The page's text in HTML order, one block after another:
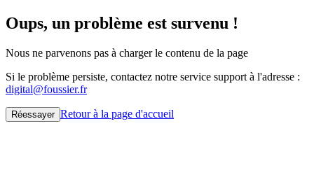
Oups, un problème est survenu !
Nous ne parvenons pas à charger le contenu de la page
Si le problème persiste, contactez notre service support à l'adresse :
digital@foussier.fr
Réessayer Retour à la page d'accueil